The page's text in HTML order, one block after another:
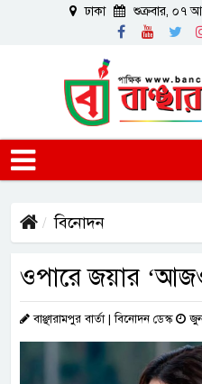
ঢাকা শুক্রবার, ০৭
বিনোদন
ওপারে জয়ার ‘আজও
বাঞ্ছারামপুর বার্তা | বিনোদন ডেস্ক